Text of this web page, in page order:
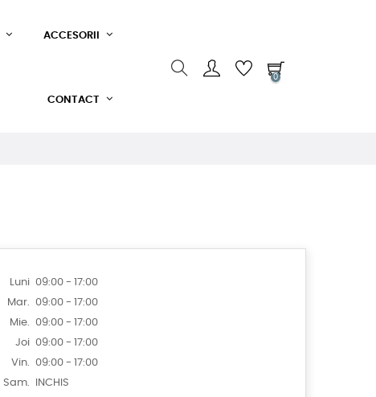
ACCESORII
CONTACT
0
Luni 09:00 - 17:00
Mar.
09:00 - 17:00
Mie.
09:00 - 17:00
Joi 09:00 - 17:00
Vin.
09:00 - 17:00
Sam.
INCHIS